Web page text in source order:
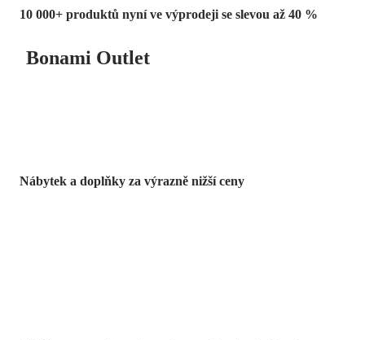
10 000+ produktů nyní ve výprodeji se slevou až 40 %
Bonami Outlet
Nábytek a doplňky za výrazně nižší ceny